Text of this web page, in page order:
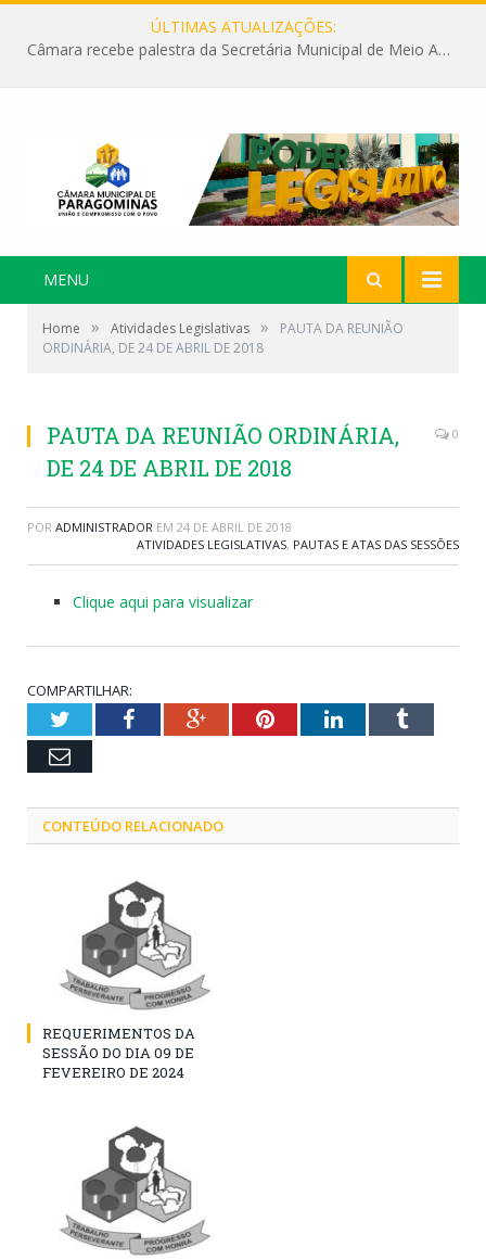
ÚLTIMAS ATUALIZAÇÕES:
Câmara recebe palestra da Secretária Municipal de Meio Ambiente sobre as ações da “SEMANA DO MEIO AMBIENTE”
MENU
Home » Atividades Legislativas »
PAUTA DA REUNIÃO
ORDINÁRIA, DE 24 DE ABRIL DE 2018
PAUTA DA REUNIÃO ORDINÁRIA,
DE 24 DE ABRIL DE 2018
0
POR ADMINISTRADOR EM 24 DE ABRIL DE 2018
ATIVIDADES LEGISLATIVAS, PAUTAS E ATAS DAS SESSÕES
Clique aqui para visualizar
COMPARTILHAR:
TwitterFacebookGoogle+PinterestLinkedInTumblr
Email
CONTEÚDO RELACIONADO
REQUERIMENTOS DA
SESSÃO DO DIA 09 DE
FEVEREIRO DE 2024